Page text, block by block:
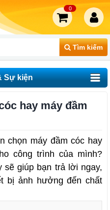
Tìm kiếm
0
Sự kiện
hay máy đầm
chọn máy đầm cóc hay
công trình của mình?
giúp bạn trả lời ngay,
bị ảnh hưởng đến chất